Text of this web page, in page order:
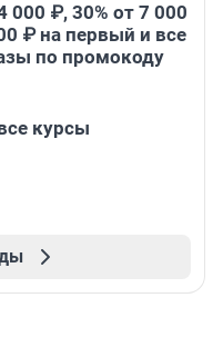
000 ₽, 30% от 7 000
₽ на первый и все
по промокоду
курсы